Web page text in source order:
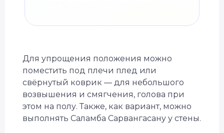
Для упрощения положения можно
поместить под плечи плед или
свёрнутый коврик — для небольшого
возвышения и смягчения, голова при
этом на полу. Также, как вариант, можно
выполнять Саламба Сарвангасану у стены.